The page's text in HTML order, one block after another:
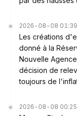
2026-08-08 01:39
Les créations
donné à la
Nouvelle
décision de
toujours de
2026-08-08 00:25